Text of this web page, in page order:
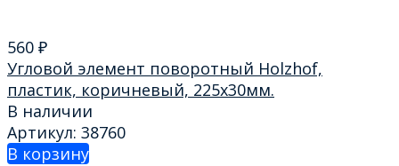
560 ₽
Угловой элемент поворотный Holzhof,
пластик, коричневый, 225х30мм.
В наличии
Артикул: 38760
В корзину